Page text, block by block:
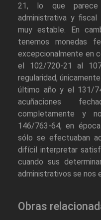
21, lo que parece
administrativa y
muy estable. En
tenemos monedas
excepcionalmente en
el 102/720-21 al
regularidad,
último año y el 131/
acuñaciones
completamente y
146/763-64, en
sólo se efectuaban
difícil interpretar
cuando sus
administrativos se nos
Obras